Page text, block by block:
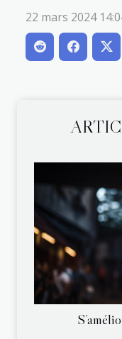
22 mars 2024